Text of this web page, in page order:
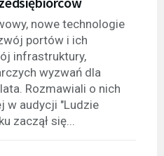
nowe technologie
portów i ich
infrastruktury,
wyzwań dla
Rozmawiali o nich
w audycji "Ludzie
zaczął się...